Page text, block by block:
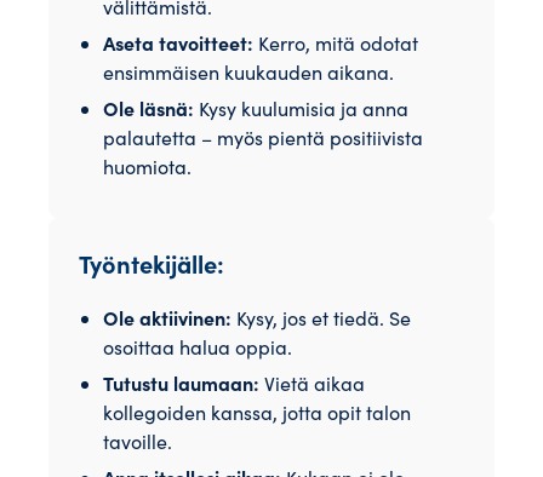
välittämistä.
Aseta tavoitteet: Kerro, mitä odotat
ensimmäisen kuukauden aikana.
Ole läsnä: Kysy kuulumisia ja anna
palautetta – myös pientä positiivista
huomiota.
Työntekijälle:
Ole aktiivinen: Kysy, jos et tiedä. Se
osoittaa halua oppia.
Tutustu laumaan: Vietä aikaa
kollegoiden kanssa, jotta opit talon
tavoille.